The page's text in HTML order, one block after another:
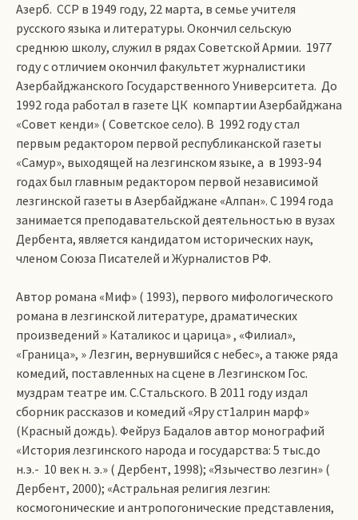
Азерб. ССР в 1949 году, 22 марта, в семье учителя
русского языка и литературы. Окончил сельскую
среднюю школу, служил в рядах Советской Армии. 1977
году с отличием окончил факультет журналистики
Азербайджанского Государственного Университета. До
1992 года работал в газете ЦК компартии Азербайджана
«Совет кенди» ( Советское село). В 1992 году стал
первым редактором первой республиканской газеты
«Самур», выходящей на лезгинском языке, а в 1993-94
годах был главным редактором первой независимой
лезгинской газеты в Азербайджане «Алпан». С 1994 года
занимается преподавательской деятельностью в вузах
Дербента, является кандидатом исторических наук,
членом Союза Писателей и Журналистов РФ.
Автор романа «Миф» ( 1993), первого мифологического
романа в лезгинской литературе, драматических
произведений » Каталикос и царица» , «Филиал»,
«Граница», » Лезгин, вернувшийся с небес», а также ряда
комедий, поставленных на сцене в Лезгинском Гос.
муздрам театре им. С.Стальского. В 2011 году издал
сборник рассказов и комедий «Яру ст1алрин марф»
(Красный дождь). Фейруз Бадалов автор монографий
«История лезгинского народа и государства: 5 тыс.до
н.э.- 10 век н. э.» ( Дербент, 1998); «Язычество лезгин» (
Дербент, 2000); «Астральная религия лезгин:
космогонические и антропогонические представления,